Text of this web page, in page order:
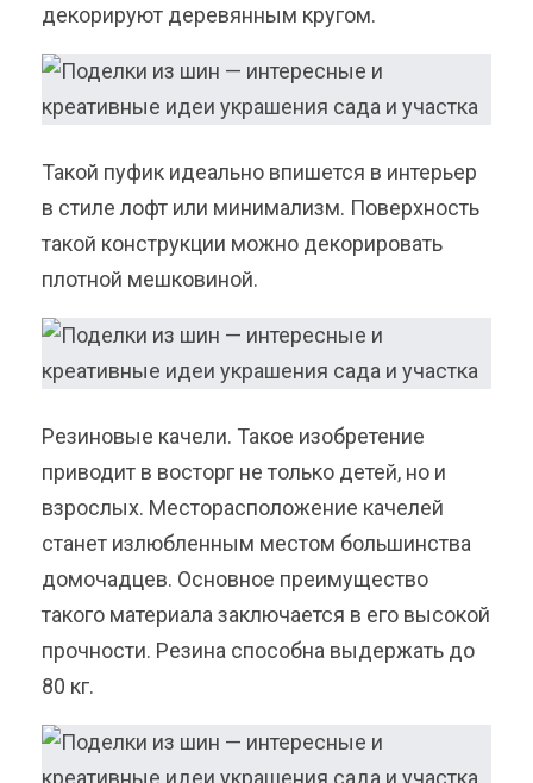
декорируют деревянным кругом.
Такой пуфик идеально впишется в интерьер
в стиле лофт или минимализм. Поверхность
такой конструкции можно декорировать
плотной мешковиной.
Резиновые качели. Такое изобретение
приводит в восторг не только детей, но и
взрослых. Месторасположение качелей
станет излюбленным местом большинства
домочадцев. Основное преимущество
такого материала заключается в его высокой
прочности. Резина способна выдержать до
80 кг.